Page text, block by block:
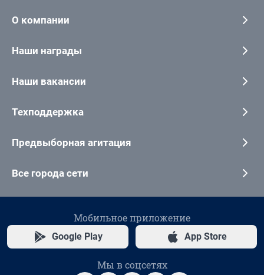
О компании
Наши награды
Наши вакансии
Техподдержка
Предвыборная агитация
Все города сети
Мобильное приложение
Google Play App Store
Мы в соцсетях